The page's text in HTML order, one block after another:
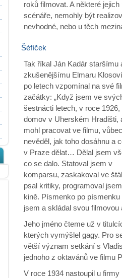
roků filmovat. A některé
scénáře, nemohly být
nevhodné, nebo u těch
Šéfíček
Tak říkal Ján Kadár staršímu
zkušenějšímu Elmaru
po letech vzpomínal na své
začátky: „Když jsem ve
šestnácti letech, v roce 1926,
domov v Uherském Hradišti,
mohl pracovat ve filmu,
nevěděl, jak toho dosáhnu a
v Praze dělat… Dělal jsem
co se dalo. Statoval jsem v
komparsu, zaskakoval ve
psal kritiky, programoval
kině. Písmenko po písmenku
jsem a skládal svou filmovou
Jeho jméno čteme už v
kterých vymýšlel gagy. Pro
větší význam setkání s
jednoho z oktavánů ve filmu
V roce 1934 nastoupil u